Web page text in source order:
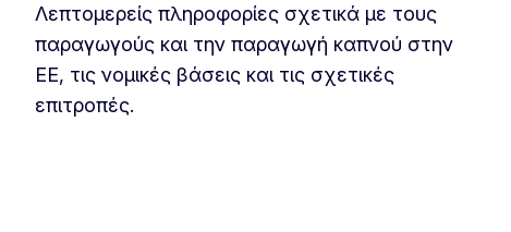
Λεπτομερείς πληροφορίες σχετικά με τους
παραγωγούς και την παραγωγή καπνού στην
ΕΕ, τις νομικές βάσεις και τις σχετικές
επιτροπές.